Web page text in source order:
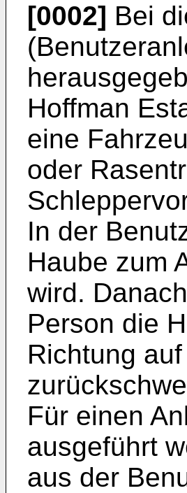
[0002] Bei
Hoffman
eine
oder
In der
Haube zum
wird.
Person die
Richtung
Für einen
ausgeführt
aus der